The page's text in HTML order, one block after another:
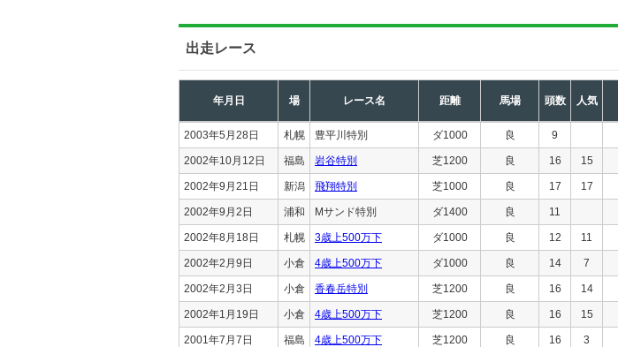
出走レース
年月日 場 レース名 距離 馬場 頭数 人気
2003年5月28日 札幌 豊平川特別 ダ1000 良 9
2002年10月12日 福島 岩谷特別 芝1200 良 16 15
2002年9月21日 新潟 飛翔特別 芝1000 良 17 17
2002年9月2日 浦和 Mサンド特別 ダ1400 良 11
2002年8月18日 札幌 3歳上500万下 ダ1000 良 12 11
2002年2月9日 小倉 4歳上500万下 ダ1000 良 14 7
2002年2月3日 小倉 香春岳特別 芝1200 良 16 14
2002年1月19日 小倉 4歳上500万下 芝1200 良 16 15
2001年7月7日 福島 4歳上500万下 芝1200 良 16 3